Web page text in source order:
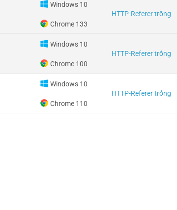
Windows 10
Chrome 133
HTTP-Referer trống
Windows 10
Chrome 100
HTTP-Referer trống
Windows 10
Chrome 110
HTTP-Referer trống